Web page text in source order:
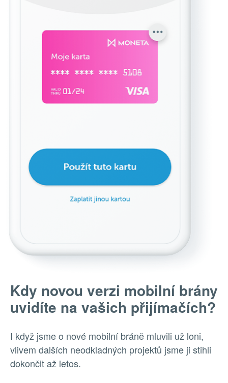
Kdy novou verzi mobilní brány
uvidíte na vašich přijímačích?
I když jsme o nové mobilní bráně mluvili už loni,
vlivem dalších neodkladných projektů jsme ji stihli
dokončit až letos.